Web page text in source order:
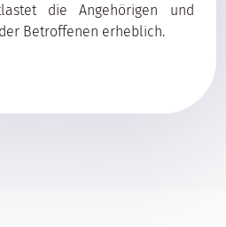
die Angehörigen und
Betroffenen erheblich.